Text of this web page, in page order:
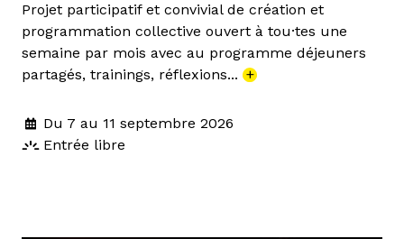
Projet participatif et convivial de création et
programmation collective ouvert à tou·tes une
semaine par mois avec au programme déjeuners
partagés, trainings, réflexions... +
Du 7 au 11 septembre 2026
Entrée libre